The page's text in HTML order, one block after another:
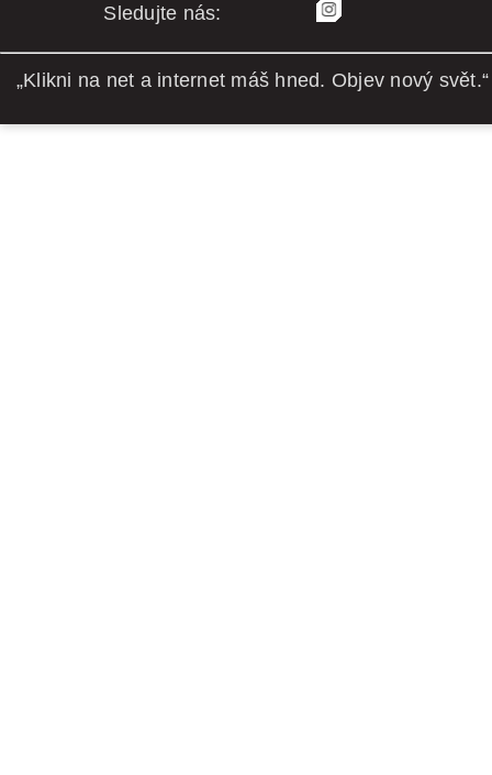
Sledujte nás:
„Klikni na net a internet máš hned. Objev nový svět.“